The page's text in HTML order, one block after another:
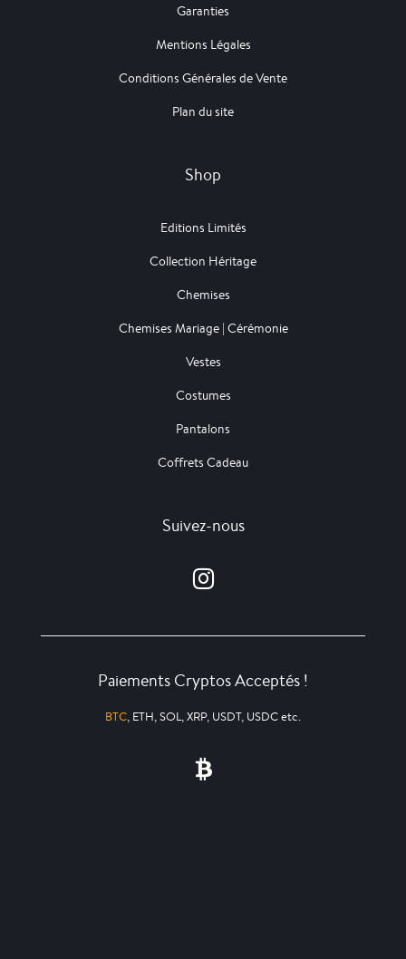
Garanties
Mentions Légales
Conditions Générales de Vente
Plan du site
Shop
Editions Limités
Collection Héritage
Chemises
Chemises Mariage | Cérémonie
Vestes
Costumes
Pantalons
Coffrets Cadeau
Suivez-nous
Paiements Cryptos Acceptés !
BTC, ETH, SOL, XRP, USDT, USDC etc.